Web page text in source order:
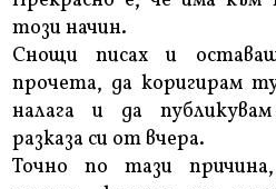
този начин.
Снощи писах и
прочета, да коригирам
налага и да
разказа си от вчера.
Точно по тази